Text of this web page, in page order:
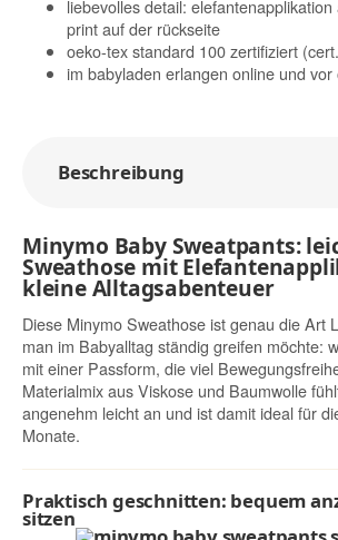
liebevolles detail:
print auf der rückseite
oeko-tex standard 100 zertifiziert
im babyladen erlangen online und vor
Beschreibung
Minymo Baby Sweatpants:
Sweathose mit
kleine Alltagsabenteuer
Diese Minymo Sweathose ist genau die Art
man im Babyalltag ständig greifen möchte:
mit einer Passform, die viel
Materialmix aus Viskose und Baumwolle
angenehm leicht an und ist damit ideal für
Monate.
Praktisch geschnitten: bequem
sitzen